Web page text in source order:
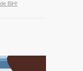
BiH!